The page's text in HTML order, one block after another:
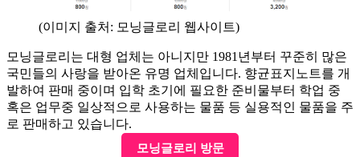
(이미지 출처: 모닝글로리 웹사이트)
모닝글로리는 대형 업체는 아니지만 1981년부터 꾸준히 많은
국민들의 사랑을 받아온 유명 업체입니다. 향균표지노트를 개
발하여 판매 중이며 입학 초기에 필요한 준비물부터 학업 중
혹은 업무중 일상적으로 사용하는 물품 등 실용적인 물품을 주
로 판매하고 있습니다.
모닝글로리 방문